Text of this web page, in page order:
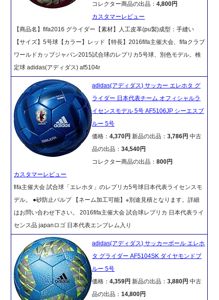
コレクター商品の出品：4,800円
カスタマーレビュー
【商品名】fifa2016 グライダー【素材】人工皮革(pu製)成型：手縫い
【サイズ】5号球【カラー】レッド【特長】2016fifa主催大会、fifaクラブ
ワールドカップジャパン2015試合球のレプリカ5号球、別色モデル。検
定球 adidas(アディダス) af5104r
adidas(アディダス) サッカー エレホタ グ
ライダー 日本代表チーム オフィシャルラ
イセンスモデル 5号 AF5106JP シーエスブ
ルー 5号
価格：4,370円新品の出品：3,786円 中古
品の出品：34,540円
コレクター商品の出品：800円
カスタマーレビュー
fifa主催大会 試合球「エレホタ」のレプリカ5号球日本代表ライセンスモ
デル。 ●砂防止バルブ 【ネーム加工可能】※別途見積となります。詳細
はお問い合わせ下さい。 2016fifa主催大会 試合球レプリカ 日本代表ライ
センス品 japanロゴ 日本代表エンブレム入り
adidas(アディダス) サッカーボール エレホ
タ グライダー AF5104SK ダイヤモンドブ
ルー 5号
価格：4,359円新品の出品：3,880円 中古
品の出品：14,800円